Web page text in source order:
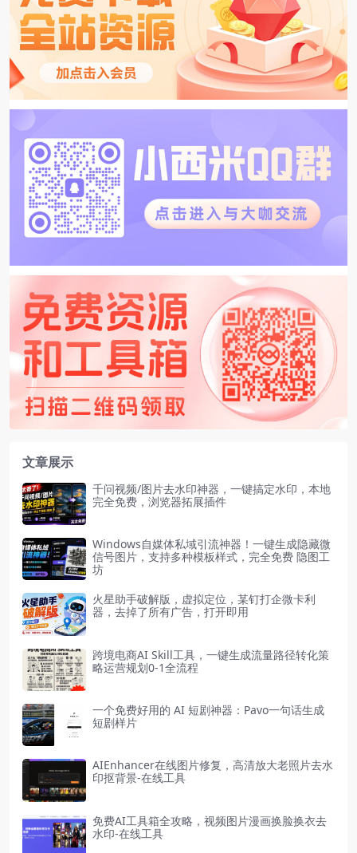
文章展示
千问视频/图片去水印神器，一键搞定水印，本地
完全免费，浏览器拓展插件
Windows自媒体私域引流神器！一键生成隐藏微
信号图片，支持多种模板样式，完全免费 隐图工
坊
火星助手破解版，虚拟定位，某钉打企微卡利
器，去掉了所有广告，打开即用
跨境电商AI Skill工具，一键生成流量路径转化策
略运营规划0-1全流程
一个免费好用的 AI 短剧神器：Pavo一句话生成
短剧样片
AIEnhancer在线图片修复，高清放大老照片去水
印抠背景-在线工具
免费AI工具箱全攻略，视频图片漫画换脸换衣去
水印-在线工具